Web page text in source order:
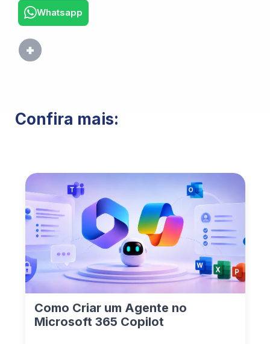
Whatsapp
Confira mais:
Como Criar um Agente no
Microsoft 365 Copilot